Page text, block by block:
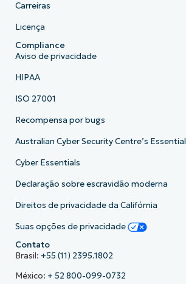
Carreiras
Licença
Compliance
Aviso de privacidade
HIPAA
ISO 27001
Recompensa por bugs
Australian Cyber Security Centre’s
Cyber Essentials
Declaração sobre escravidão moderna
Direitos de privacidade da Califórnia
Suas opções de privacidade
Contato
Brasil: +55 (11) 2395.1802
México: + 52 800-099-0732